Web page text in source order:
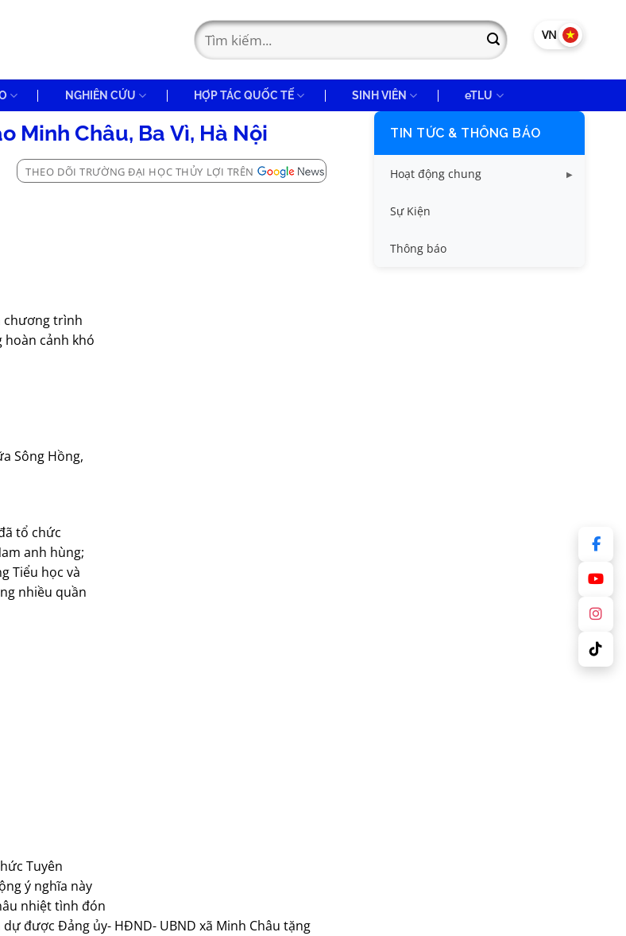
VN EN
NGHIÊN CỨU HỢP TÁC QUỐC TẾ SINH VIÊN eTLU
Minh Châu, Ba Vì, Hà Nội
THEO DÕI TRƯỜNG ĐẠI HỌC THỦY LỢI TRÊN
chương trình
cảnh khó
Sông Hồng,
tổ chức
anh hùng;
Tiểu học và
nhiều quần
Tuyên
ý nghĩa này
nhiệt tình đón
được Đảng ủy- HĐND- UBND xã Minh Châu tặng
TIN TỨC & THÔNG BÁO
Hoạt động chung
Tin công tác sinh viên
Tin đào tạo
Sự Kiện
Thông báo